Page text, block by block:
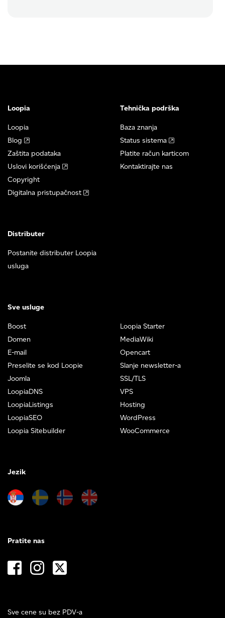
Loopia
Loopia
Blog
Zaštita podataka
Uslovi korišćenja
Copyright
Digitalna pristupačnost
Tehnička podrška
Baza znanja
Status sistema
Platite račun karticom
Kontaktirajte nas
Distributer
Postanite distributer Loopia
usluga
Sve usluge
Boost
Domen
E-mail
Preselite se kod Loopie
Joomla
LoopiaDNS
LoopiaListings
LoopiaSEO
Loopia Sitebuilder
Loopia Starter
MediaWiki
Opencart
Slanje newsletter-a
SSL/TLS
VPS
Hosting
WordPress
WooCommerce
Jezik
Sve cene su bez PDV-a
Pratite nas